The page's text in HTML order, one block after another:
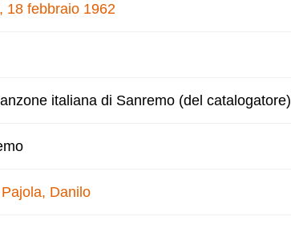
18 febbraio 1962
italiana di Sanremo (del catalogatore)
Pajola, Danilo